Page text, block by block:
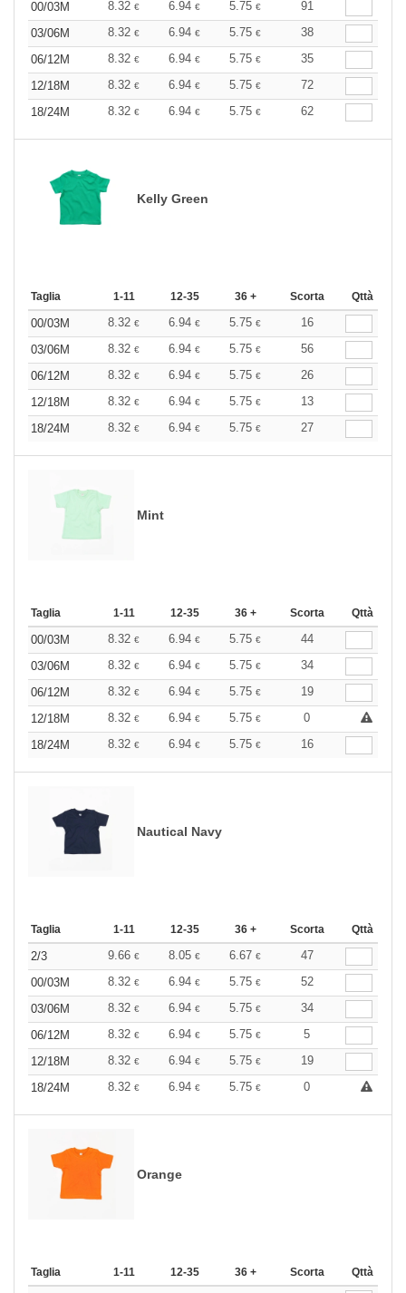
00/03M
8.32 € 6.94 € 5.75 €
91
03/06M
8.32 € 6.94 € 5.75 €
38
06/12M
8.32 € 6.94 € 5.75 €
35
12/18M
8.32 € 6.94 € 5.75 €
72
18/24M
8.32 € 6.94 € 5.75 € 62
Kelly Green
Taglia 1-11 12-35 36 + Scorta Qttà
00/03M 8.32 € 6.94 € 5.75 €
16
03/06M
8.32 € 6.94 € 5.75 €
56
06/12M
8.32 € 6.94 € 5.75 €
26
12/18M
8.32 € 6.94 € 5.75 €
13
18/24M
8.32 € 6.94 € 5.75 € 27
Mint
Taglia 1-11 12-35 36 + Scorta Qttà
00/03M 8.32 € 6.94 € 5.75 €
44
03/06M
8.32 € 6.94 € 5.75 €
34
06/12M
8.32 € 6.94 € 5.75 €
19
12/18M
8.32 € 6.94 € 5.75 €
0
18/24M
8.32 € 6.94 € 5.75 € 16
Nautical Navy
Taglia 1-11 12-35 36 + Scorta Qttà
2/3 9.66 € 8.05 € 6.67 €
47
00/03M
8.32 € 6.94 € 5.75 €
52
03/06M
8.32 € 6.94 € 5.75 €
34
06/12M
8.32 € 6.94 € 5.75 €
5
12/18M
8.32 € 6.94 € 5.75 €
19
18/24M
8.32 € 6.94 € 5.75 € 0
Orange
Taglia 1-11 12-35 36 + Scorta Qttà